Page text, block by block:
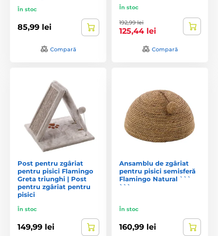
În stoc
85,99 lei
Compară
În stoc
192,99 lei
125,44 lei
Compară
Post pentru zgâriat
pentru pisici Flamingo
Greta triunghi | Post
pentru zgâriat pentru
pisici
În stoc
149,99 lei
Ansamblu de zgâriat
pentru pisici semisferă
Flamingo Natural ```
```
În stoc
160,99 lei